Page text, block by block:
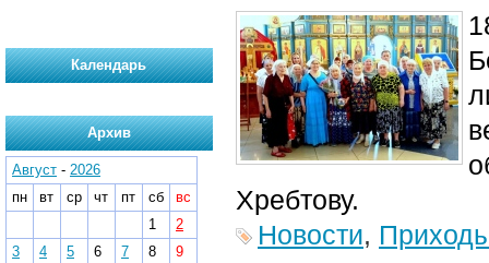
Хребтову.
Новости,
Календарь
Архив
Август - 2026
пн
вт ср чт пт сб
вс
1
2
3
4 5 6 7 8
9